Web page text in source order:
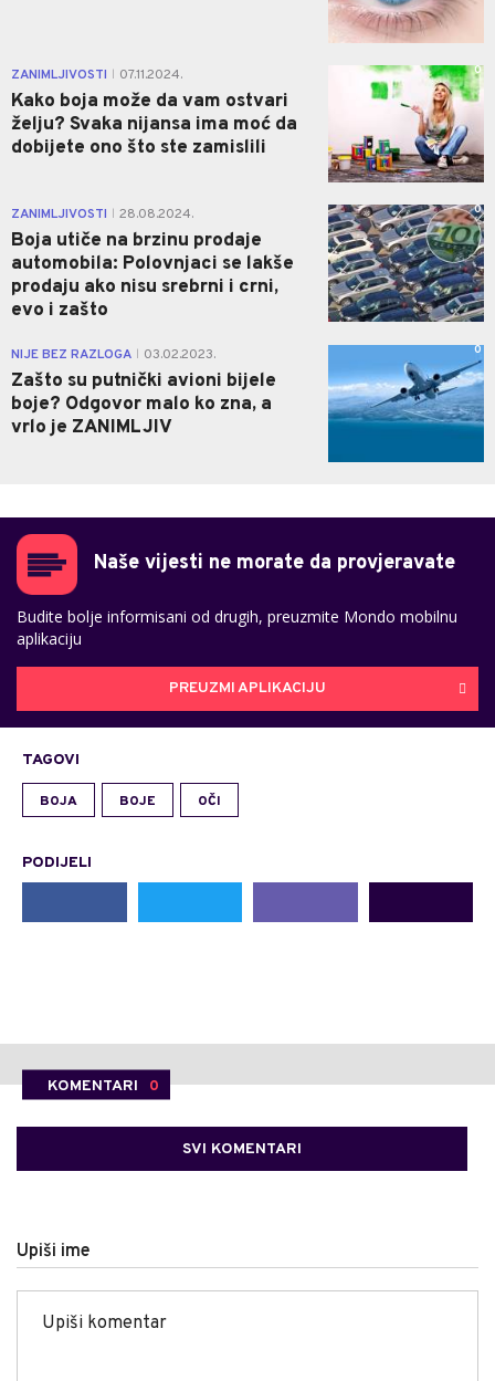
ZANIMLJIVOSTI 07.11.2024.
Kako boja može da vam ostvari
želju? Svaka nijansa ima moć da
dobijete ono što ste zamislili
0
ZANIMLJIVOSTI 28.08.2024.
Boja utiče na brzinu prodaje
automobila: Polovnjaci se lakše
prodaju ako nisu srebrni i crni,
evo i zašto
0
NIJE BEZ RAZLOGA 03.02.2023.
Zašto su putnički avioni bijele
boje? Odgovor malo ko zna, a
vrlo je ZANIMLJIV
0
Naše vijesti ne morate da provjeravate
Budite bolje informisani od drugih, preuzmite Mondo mobilnu
aplikaciju
PREUZMI APLIKACIJU
TAGOVI
BOJA BOJE OČI
PODIJELI
KOMENTARI 0
SVI KOMENTARI
Upiši ime